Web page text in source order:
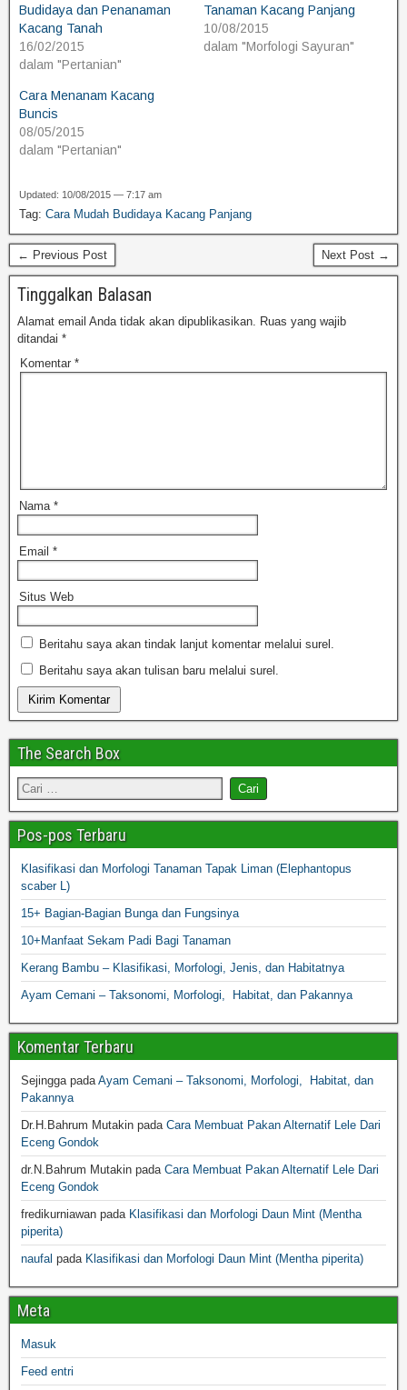
Budidaya dan Penanaman
Kacang Tanah
16/02/2015
dalam "Pertanian"
Tanaman Kacang Panjang
10/08/2015
dalam "Morfologi Sayuran"
Cara Menanam Kacang
Buncis
08/05/2015
dalam "Pertanian"
Updated: 10/08/2015 — 7:17 am
Tag: Cara Mudah Budidaya Kacang Panjang
← Previous Post Next Post →
Tinggalkan Balasan
Alamat email Anda tidak akan dipublikasikan. Ruas yang wajib
ditandai *
Komentar *
Nama *
Email *
Situs Web
Beritahu saya akan tindak lanjut komentar melalui surel.
Beritahu saya akan tulisan baru melalui surel.
The Search Box
Pos-pos Terbaru
Klasifikasi dan Morfologi Tanaman Tapak Liman (Elephantopus
scaber L)
15+ Bagian-Bagian Bunga dan Fungsinya
10+Manfaat Sekam Padi Bagi Tanaman
Kerang Bambu – Klasifikasi, Morfologi, Jenis, dan Habitatnya
Ayam Cemani – Taksonomi, Morfologi, Habitat, dan Pakannya
Komentar Terbaru
Sejingga pada Ayam Cemani – Taksonomi, Morfologi, Habitat, dan
Pakannya
Dr.H.Bahrum Mutakin pada Cara Membuat Pakan Alternatif Lele Dari
Eceng Gondok
dr.N.Bahrum Mutakin pada Cara Membuat Pakan Alternatif Lele Dari
Eceng Gondok
fredikurniawan pada Klasifikasi dan Morfologi Daun Mint (Mentha
piperita)
naufal pada Klasifikasi dan Morfologi Daun Mint (Mentha piperita)
Meta
Masuk
Feed entri